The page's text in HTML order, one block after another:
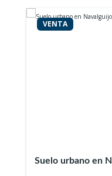
VENTA
Suelo urbano en